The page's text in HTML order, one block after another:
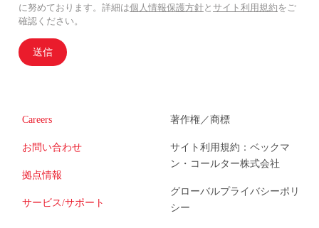
に努めております。詳細は個人情報保護方針と サイト利用規約をご
確認ください。
送信
Careers
お問い合わせ
拠点情報
サービス/サポート
著作権／商標
サイト利用規約：ベックマ
ン・コールター株式会社
グローバルプライバシーポリ
シー